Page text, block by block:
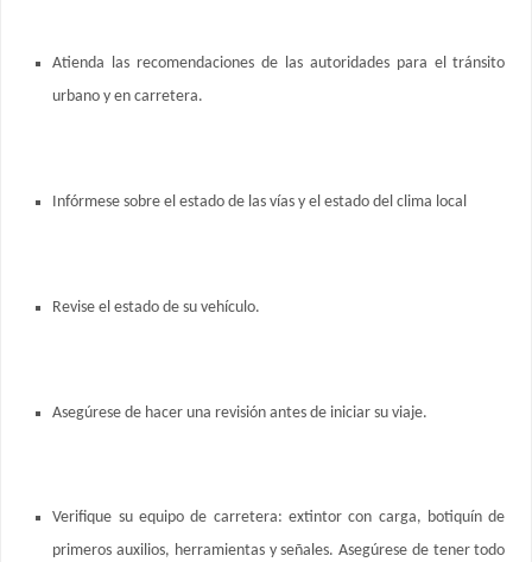
Atienda las recomendaciones de las autoridades para el tránsito
urbano y en carretera.
Infórmese sobre el estado de las vías y el estado del clima local
Revise el estado de su vehículo.
Asegúrese de hacer una revisión antes de iniciar su viaje.
Verifique su equipo de carretera: extintor con carga, botiquín de
primeros auxilios, herramientas y señales. Asegúrese de tener todo